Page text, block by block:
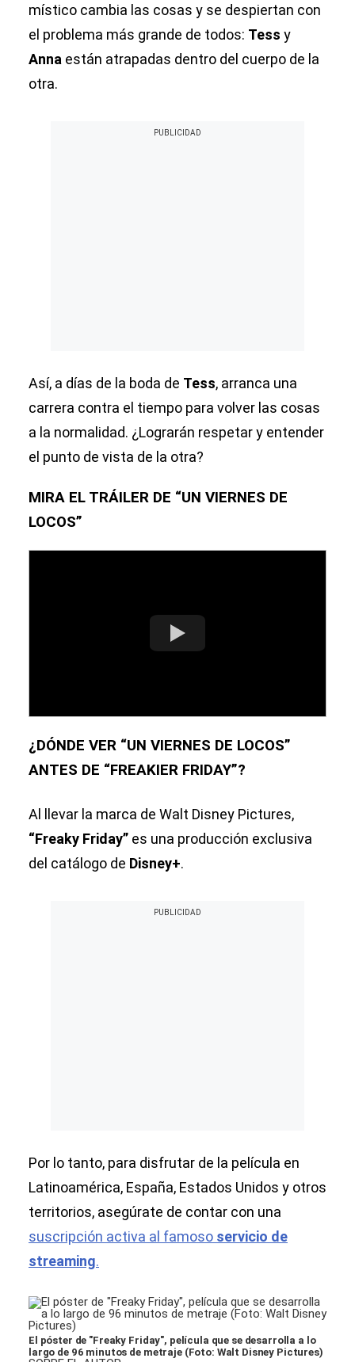
místico cambia las cosas y se despiertan con
el problema más grande de todos: Tess y
Anna están atrapadas dentro del cuerpo de la
otra.
Así, a días de la boda de Tess, arranca una
carrera contra el tiempo para volver las cosas
a la normalidad. ¿Lograrán respetar y entender
el punto de vista de la otra?
MIRA EL TRÁILER DE “UN VIERNES DE
LOCOS”
¿DÓNDE VER “UN VIERNES DE LOCOS”
ANTES DE “FREAKIER FRIDAY”?
Al llevar la marca de Walt Disney Pictures,
“Freaky Friday” es una producción exclusiva
del catálogo de Disney+.
Por lo tanto, para disfrutar de la película en
Latinoamérica, España, Estados Unidos y otros
territorios, asegúrate de contar con una
suscripción activa al famoso servicio de
streaming.
El póster de "Freaky Friday", película que se desarrolla a lo
largo de 96 minutos de metraje (Foto: Walt Disney Pictures)